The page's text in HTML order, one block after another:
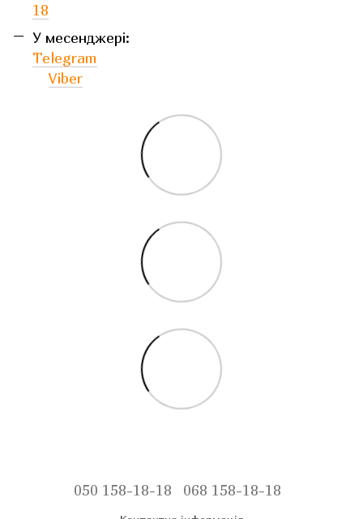
18
У месенджері:
Telegram
Viber
050 158-18-18 068 158-18-18